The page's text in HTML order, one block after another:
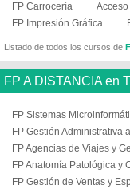
FP Carrocería
FP Impresión Gráfica
Listado de todos los cursos de
FP A DISTANCIA en
FP Sistemas
FP Gestión Administrativa
FP Agencias de Viajes y
FP Anatomía Patológica y
FP Gestión de Ventas y